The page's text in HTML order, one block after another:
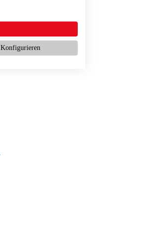
Konfigurieren